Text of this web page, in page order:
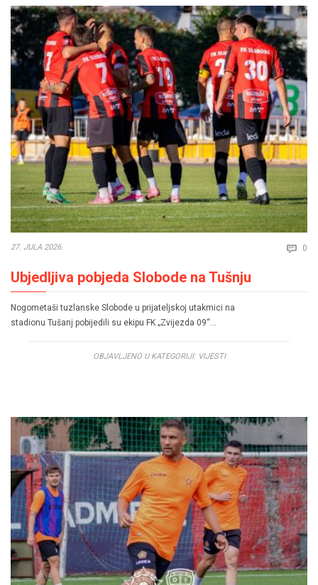
27. JULA 2026.  0
Ubjedljiva pobjeda Slobode na Tušnju
Nogometaši tuzlanske Slobode u prijateljskoj utakmici na
stadionu Tušanj pobijedili su ekipu FK „Zvijezda 09“…
OBJAVLJENO U KATEGORIJI: VIJESTI